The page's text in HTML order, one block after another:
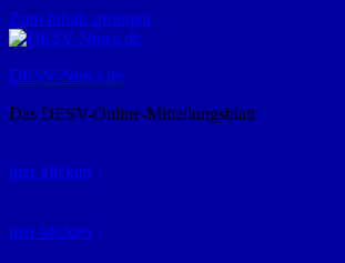
Zum Inhalt springen
DESV-News.de
Das DESV-Online-Mitteilungsblatt
hier klicken
hier klicken